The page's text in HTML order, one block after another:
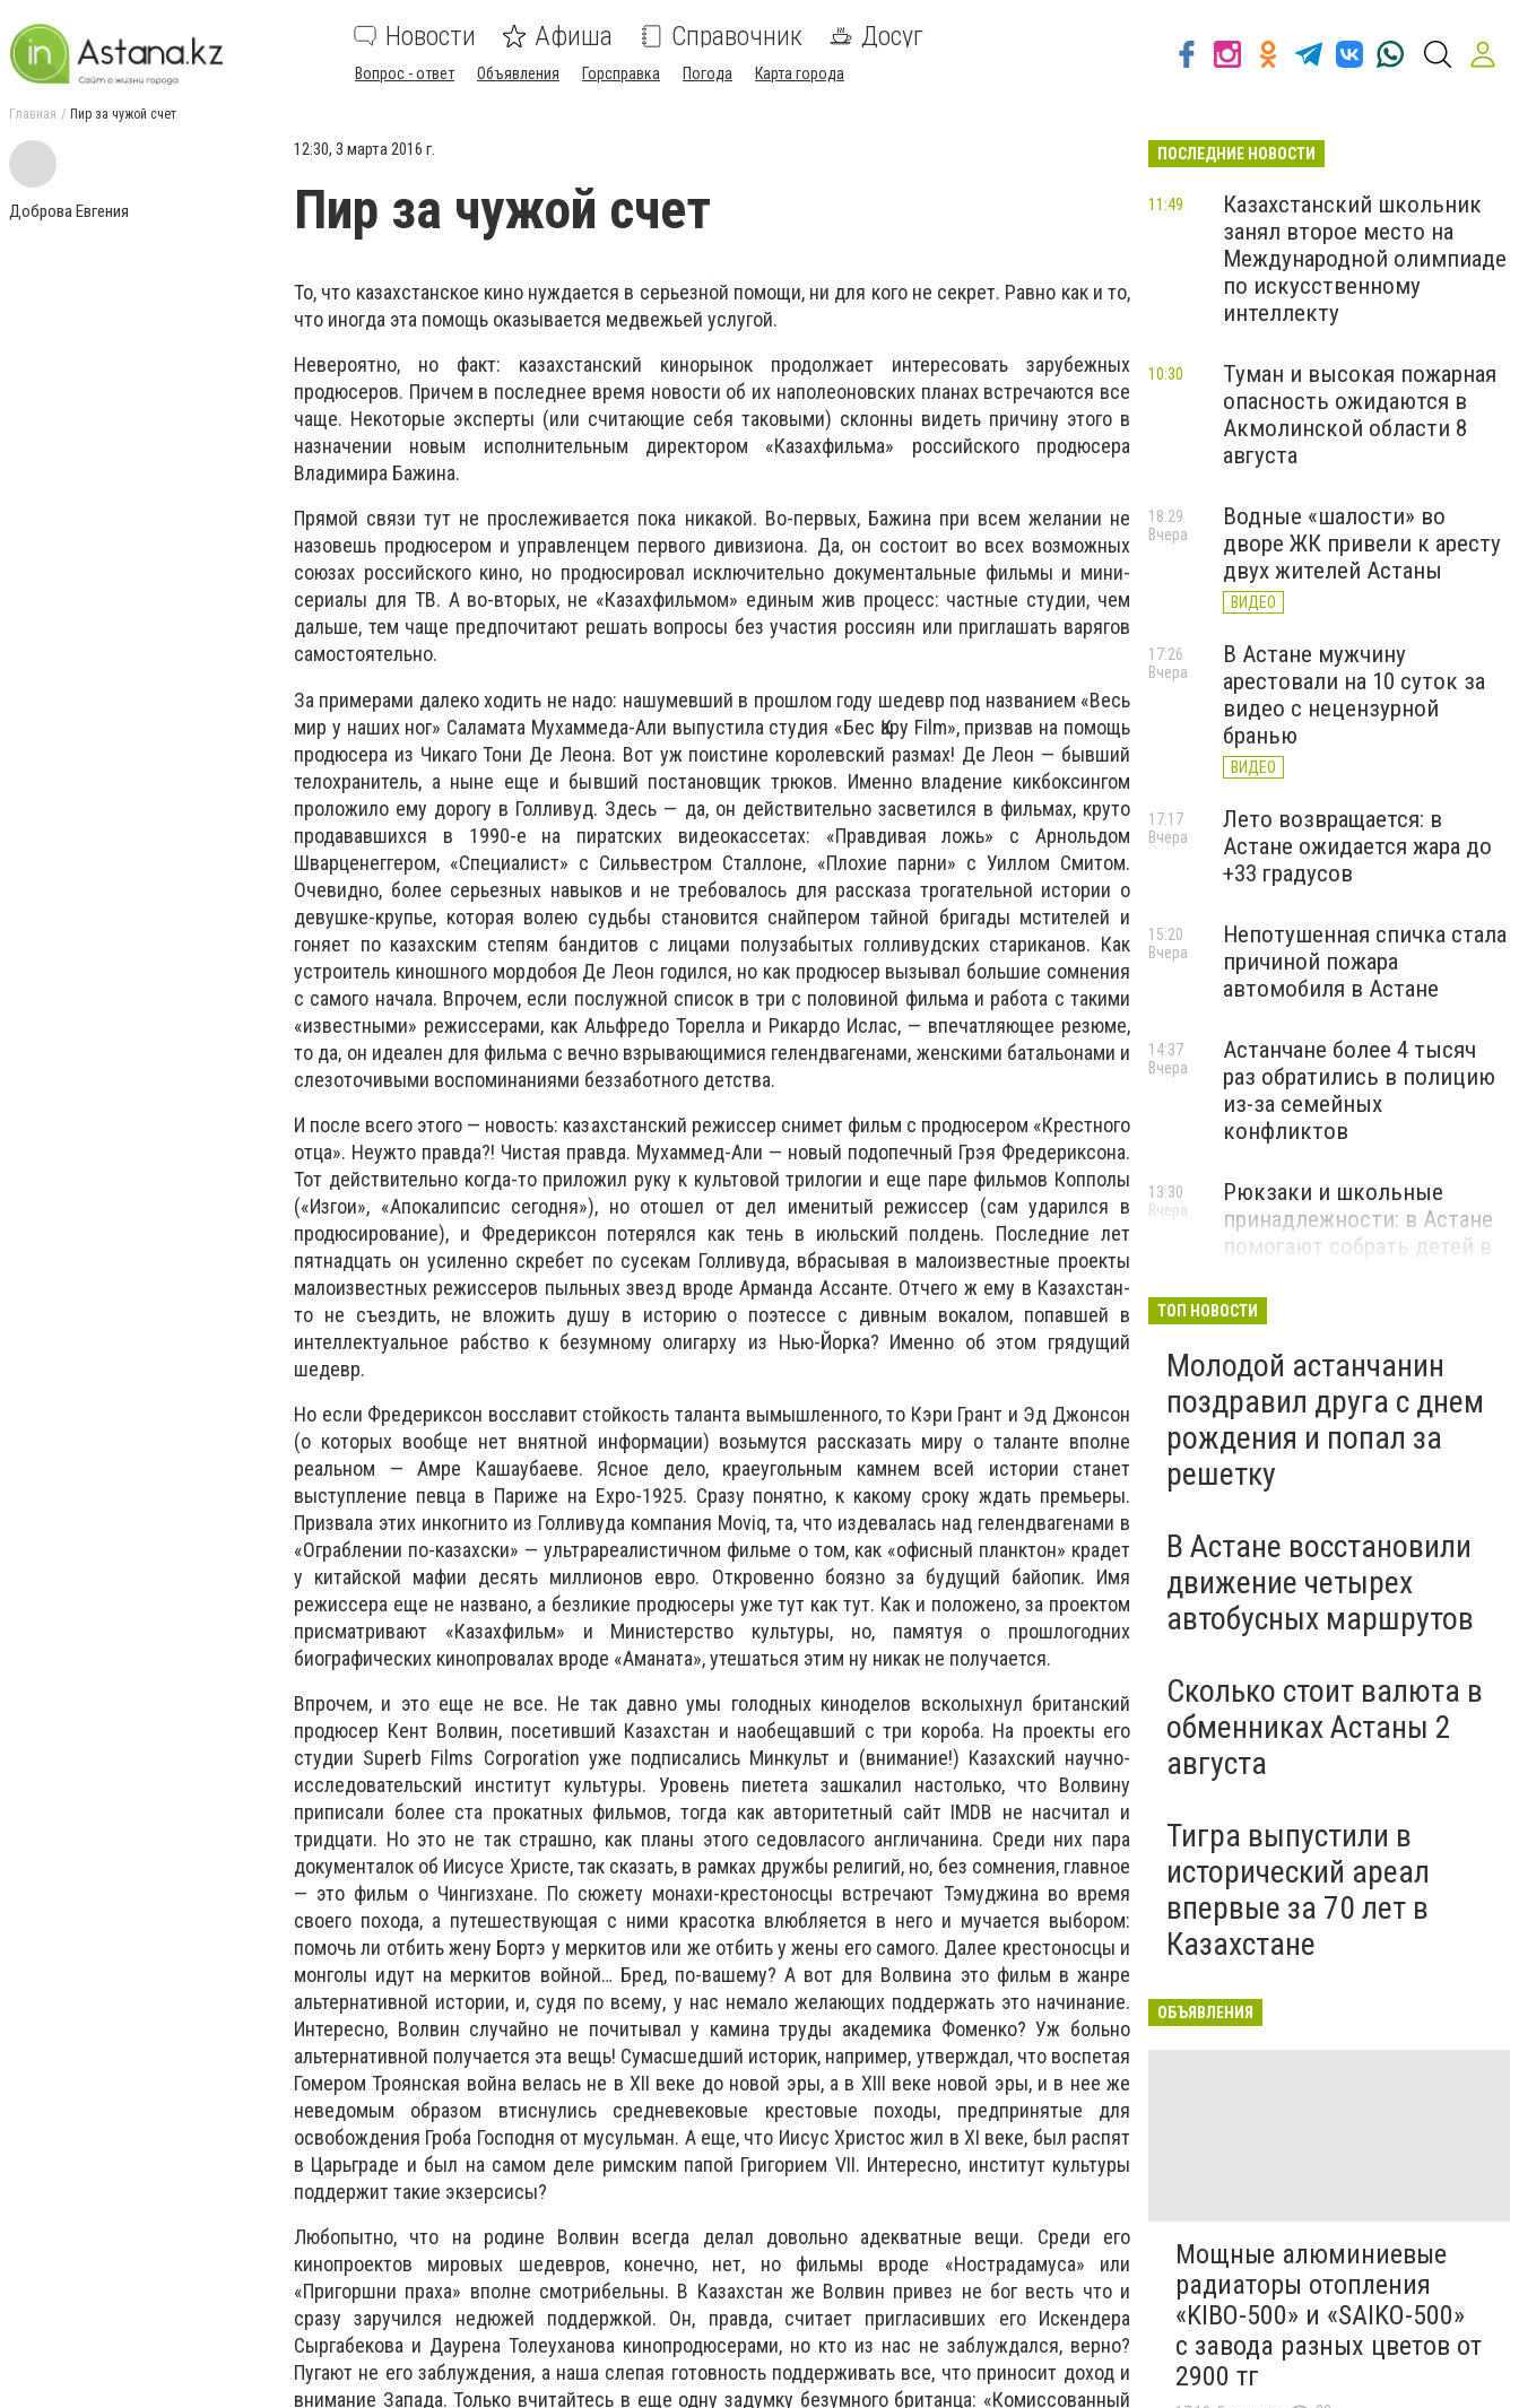
Новости Афиша Справочник Досуг
Вопрос - ответ Объявления Горсправка Погода Карта города
Главная Пир за чужой счет
Доброва Евгения
12:30, 3 марта 2016 г.
Пир за чужой счет
То, что казахстанское кино нуждается в серьезной помощи, ни для кого не секрет. Равно как и то,
что иногда эта помощь оказывается медвежьей услугой.
Невероятно, но факт: казахстанский кинорынок продолжает интересовать зарубежных
продюсеров. Причем в последнее время новости об их наполеоновских планах встречаются все
чаще. Некоторые эксперты (или считающие себя таковыми) склонны видеть причину этого в
назначении новым исполнительным директором «Казахфильма» российского продюсера
Владимира Бажина.
Прямой связи тут не прослеживается пока никакой. Во-первых, Бажина при всем желании не
назовешь продюсером и управленцем первого дивизиона. Да, он состоит во всех возможных
союзах российского кино, но продюсировал исключительно документальные фильмы и мини-
сериалы для ТВ. А во-вторых, не «Казахфильмом» единым жив процесс: частные студии, чем
дальше, тем чаще предпочитают решать вопросы без участия россиян или приглашать варягов
самостоятельно.
За примерами далеко ходить не надо: нашумевший в прошлом году шедевр под названием «Весь
мир у наших ног» Саламата Мухаммеда-Али выпустила студия «Бес Қару Film», призвав на помощь
продюсера из Чикаго Тони Де Леона. Вот уж поистине королевский размах! Де Леон — бывший
телохранитель, а ныне еще и бывший постановщик трюков. Именно владение кикбоксингом
проложило ему дорогу в Голливуд. Здесь — да, он действительно засветился в фильмах, круто
продававшихся в 1990-е на пиратских видеокассетах: «Правдивая ложь» с Арнольдом
Шварценеггером, «Специалист» с Сильвестром Сталлоне, «Плохие парни» с Уиллом Смитом.
Очевидно, более серьезных навыков и не требовалось для рассказа трогательной истории о
девушке-крупье, которая волею судьбы становится снайпером тайной бригады мстителей и
гоняет по казахским степям бандитов с лицами полузабытых голливудских стариканов. Как
устроитель киношного мордобоя Де Леон годился, но как продюсер вызывал большие сомнения
с самого начала. Впрочем, если послужной список в три с половиной фильма и работа с такими
«известными» режиссерами, как Альфредо Торелла и Рикардо Ислас, — впечатляющее резюме,
то да, он идеален для фильма с вечно взрывающимися гелендвагенами, женскими батальонами и
слезоточивыми воспоминаниями беззаботного детства.
И после всего этого — новость: казахстанский режиссер снимет фильм с продюсером «Крестного
отца». Неужто правда?! Чистая правда. Мухаммед-Али — новый подопечный Грэя Фредериксона.
Тот действительно когда-то приложил руку к культовой трилогии и еще паре фильмов Копполы
(«Изгои», «Апокалипсис сегодня»), но отошел от дел именитый режиссер (сам ударился в
продюсирование), и Фредериксон потерялся как тень в июльский полдень. Последние лет
пятнадцать он усиленно скребет по сусекам Голливуда, вбрасывая в малоизвестные проекты
малоизвестных режиссеров пыльных звезд вроде Арманда Ассанте. Отчего ж ему в Казахстан-
то не съездить, не вложить душу в историю о поэтессе с дивным вокалом, попавшей в
интеллектуальное рабство к безумному олигарху из Нью-Йорка? Именно об этом грядущий
шедевр.
Но если Фредериксон восславит стойкость таланта вымышленного, то Кэри Грант и Эд Джонсон
(о которых вообще нет внятной информации) возьмутся рассказать миру о таланте вполне
реальном — Амре Кашаубаеве. Ясное дело, краеугольным камнем всей истории станет
выступление певца в Париже на Expo-1925. Сразу понятно, к какому сроку ждать премьеры.
Призвала этих инкогнито из Голливуда компания Moviq, та, что издевалась над гелендвагенами в
«Ограблении по-казахски» — ультрареалистичном фильме о том, как «офисный планктон» крадет
у китайской мафии десять миллионов евро. Откровенно боязно за будущий байопик. Имя
режиссера еще не названо, а безликие продюсеры уже тут как тут. Как и положено, за проектом
присматривают «Казахфильм» и Министерство культуры, но, памятуя о прошлогодних
биографических кинопровалах вроде «Аманата», утешаться этим ну никак не получается.
Впрочем, и это еще не все. Не так давно умы голодных киноделов всколыхнул британский
продюсер Кент Волвин, посетивший Казахстан и наобещавший с три короба. На проекты его
студии Superb Films Corporation уже подписались Минкульт и (внимание!) Казахский научно-
исследовательский институт культуры. Уровень пиетета зашкалил настолько, что Волвину
приписали более ста прокатных фильмов, тогда как авторитетный сайт IMDB не насчитал и
тридцати. Но это не так страшно, как планы этого седовласого англичанина. Среди них пара
документалок об Иисусе Христе, так сказать, в рамках дружбы религий, но, без сомнения, главное
— это фильм о Чингизхане. По сюжету монахи-крестоносцы встречают Тэмуджина во время
своего похода, а путешествующая с ними красотка влюбляется в него и мучается выбором:
помочь ли отбить жену Бортэ у меркитов или же отбить у жены его самого. Далее крестоносцы и
монголы идут на меркитов войной… Бред, по-вашему? А вот для Волвина это фильм в жанре
альтернативной истории, и, судя по всему, у нас немало желающих поддержать это начинание.
Интересно, Волвин случайно не почитывал у камина труды академика Фоменко? Уж больно
альтернативной получается эта вещь! Сумасшедший историк, например, утверждал, что воспетая
Гомером Троянская война велась не в XII веке до новой эры, а в XIII веке новой эры, и в нее же
неведомым образом втиснулись средневековые крестовые походы, предпринятые для
освобождения Гроба Господня от мусульман. А еще, что Иисус Христос жил в XI веке, был распят
в Царьграде и был на самом деле римским папой Григорием VII. Интересно, институт культуры
поддержит такие экзерсисы?
Любопытно, что на родине Волвин всегда делал довольно адекватные вещи. Среди его
кинопроектов мировых шедевров, конечно, нет, но фильмы вроде «Нострадамуса» или
«Пригоршни праха» вполне смотрибельны. В Казахстан же Волвин привез не бог весть что и
сразу заручился недюжей поддержкой. Он, правда, считает пригласивших его Искендера
Сыргабекова и Даурена Толеуханова кинопродюсерами, но кто из нас не заблуждался, верно?
Пугают не его заблуждения, а наша слепая готовность поддерживать все, что приносит доход и
внимание Запада. Только вчитайтесь в еще одну задумку безумного британца: «Комиссованный
ПОСЛЕДНИЕ НОВОСТИ
Казахстанский школьник
занял второе место на
Международной олимпиаде
по искусственному
интеллекту
11:49
Туман и высокая пожарная
опасность ожидаются в
Акмолинской области 8
августа
10:30
Водные «шалости» во
дворе ЖК привели к аресту
двух жителей Астаны
ВИДЕО
18:29
Вчера
В Астане мужчину
арестовали на 10 суток за
видео с нецензурной
бранью
ВИДЕО
17:26
Вчера
Лето возвращается: в
Астане ожидается жара до
+33 градусов
17:17
Вчера
Непотушенная спичка стала
причиной пожара
автомобиля в Астане
15:20
Вчера
Астанчане более 4 тысяч
раз обратились в полицию
из-за семейных
конфликтов
14:37
Вчера
Рюкзаки и школьные
принадлежности: в Астане
помогают собрать детей в
13:30
Вчера
ТОП НОВОСТИ
Молодой астанчанин
поздравил друга с днем
рождения и попал за
решетку
В Астане восстановили
движение четырех
автобусных маршрутов
Сколько стоит валюта в
обменниках Астаны 2
августа
Тигра выпустили в
исторический ареал
впервые за 70 лет в
Казахстане
ОБЪЯВЛЕНИЯ
Мощные алюминиевые
радиаторы отопления
«KIBO-500» и «SAIKO-500»
с завода разных цветов от
2900 тг